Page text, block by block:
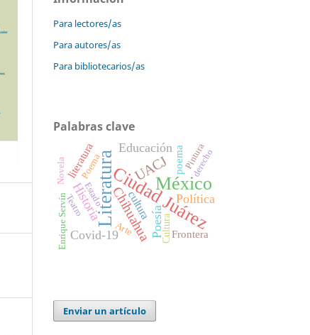
Para lectores/as
Para autores/as
Para bibliotecarios/as
Palabras clave
LiteraturaCiudad Juárez
México
UACJ
Chihuahua
Historia
Covid-19 Poesía
Educación
Política
cultura
poema
Frontera
literatura
Cultura
Poema
Arte
derecho
Teatro
Enrique Servín
Pintura
Estado
Novela
Enviar un artículo